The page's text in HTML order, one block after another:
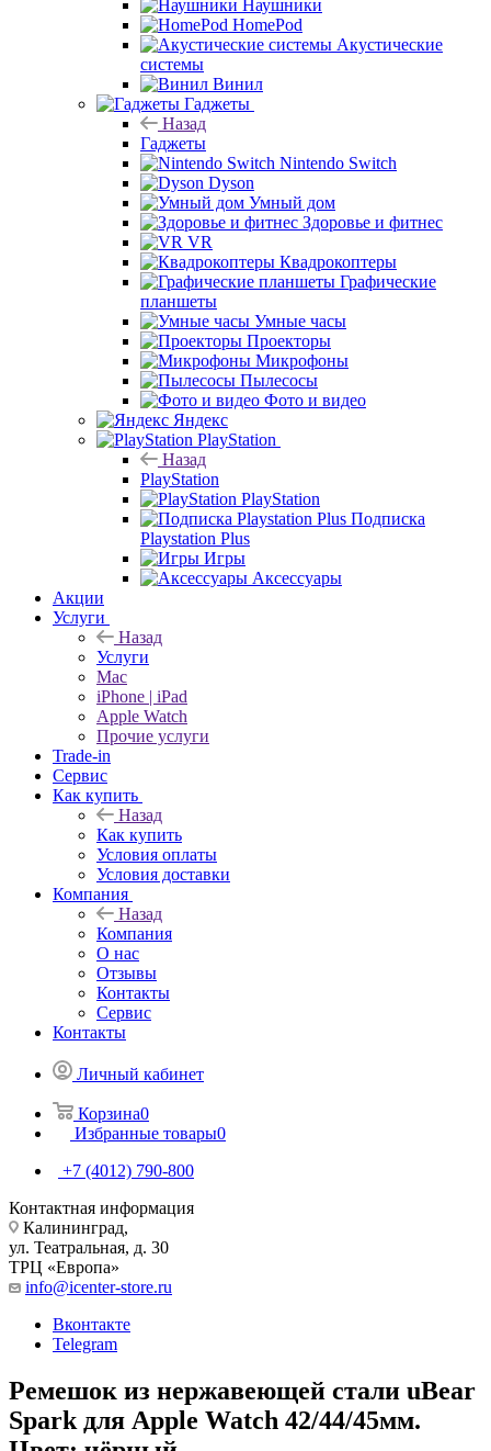
Наушники
HomePod
Акустические
системы
Винил
Гаджеты
Назад
Гаджеты
Nintendo Switch
Dyson
Умный дом
Здоровье и фитнес
VR
Квадрокоптеры
Графические
планшеты
Умные часы
Проекторы
Микрофоны
Пылесосы
Фото и видео
Яндекс
PlayStation
Назад
PlayStation
PlayStation
Подписка
Playstation Plus
Игры
Аксессуары
Акции
Услуги
Назад
Услуги
Mac
iPhone | iPad
Apple Watch
Прочие услуги
Trade-in
Сервис
Как купить
Назад
Как купить
Условия оплаты
Условия доставки
Компания
Назад
Компания
О нас
Отзывы
Контакты
Сервис
Контакты
Личный кабинет
Корзина0
Избранные товары0
+7 (4012) 790-800
Контактная информация
Калининград,
ул. Театральная, д. 30
ТРЦ «Европа»
info@icenter-store.ru
Вконтакте
Telegram
Ремешок из нержавеющей стали uBear
Spark для Apple Watch 42/44/45мм.